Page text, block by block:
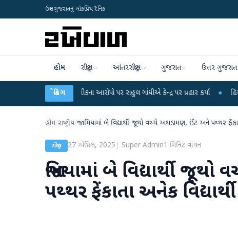
ઉત્તર ગુજરાતનું લોકપ્રિય દૈનિક
હોમ રાષ્ટ્રીય આંતરરાષ્ટ્રીય ગુજરાત ઉત્તર ગુજરાત
બ્રેકિંગ
પરીક્ષા લીકના આરોપો પર રાહુલ ગાંધીએ કેન્દ્ર પર પ્રહાર કર્યા ● હિંમતનગરમાં
હોમ/રાષ્ટ્રીય/જામિયામાં બે વિદ્યાર્થી જૂથો વચ્ચે અથડામણ, ઈંટ અને પથ્થર
રાષ્ટ્રીય 27 એપ્રિલ, 2025 Super Admin1 મિનિટ વાંચન
જામિયામાં બે વિદ્યાર્થી
પથ્થર ફેંકાતા અનેક